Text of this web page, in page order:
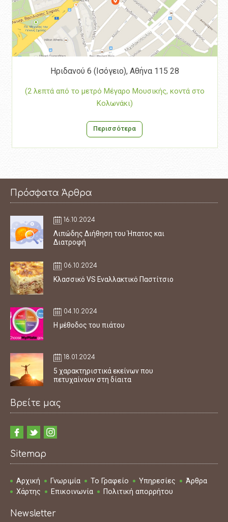
Ηριδανού 6 (Ισόγειο), Αθήνα 115 28
(2 λεπτά από το μετρό Μέγαρο Μουσικής, κοντά στο
Κολωνάκι)
Περισσότερα
Πρόσφατα Άρθρα
16.10.2024
Λιπώδης Διήθηση του Ήπατος και
Διατροφή
06.10.2024
Κλασσικό VS Εναλλακτικό Παστίτσιο
04.10.2024
Η μέθοδος του πιάτου
18.01.2024
5 χαρακτηριστικά εκείνων που
πετυχαίνουν στη δίαιτα
Βρείτε μας
Sitemap
Αρχική Γνωριμία Το Γραφείο Υπηρεσίες
Άρθρα
Χάρτης
Επικοινωνία Πολιτική απορρήτου
Newsletter